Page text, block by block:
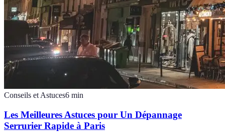
Conseils et Astuces6 min
Les Meilleures Astuces pour Un Dépannage
Serrurier Rapide à Paris